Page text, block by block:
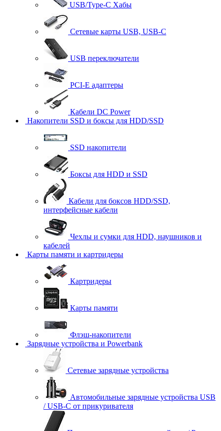
USB/Type-C Хабы
Сетевые карты USB, USB-C
USB переключатели
PCI-E адаптеры
Кабели DC Power
Накопители SSD и боксы для HDD/SSD
SSD накопители
Боксы для HDD и SSD
Кабели для боксов HDD/SSD,
интерфейсные кабели
Чехлы и сумки для HDD, наушников и
кабелей
Карты памяти и картридеры
Картридеры
Карты памяти
Флэш-накопители
Зарядные устройства и Powerbank
Сетевые зарядные устройства
Автомобильные зарядные устройства USB
/ USB-C от прикуривателя